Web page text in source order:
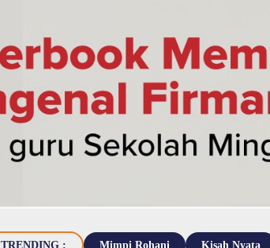
TRENDING : Mimpi Rohani Kisah Nyata